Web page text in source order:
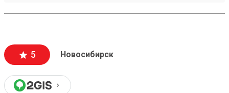
5 Новосибирск